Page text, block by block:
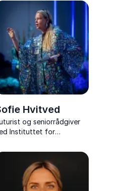
inspirerer med stærke
om livsglæde, mod
ansvar for eget liv.
Hvitved
og seniorrådgiver
Instituttet for
og medier.